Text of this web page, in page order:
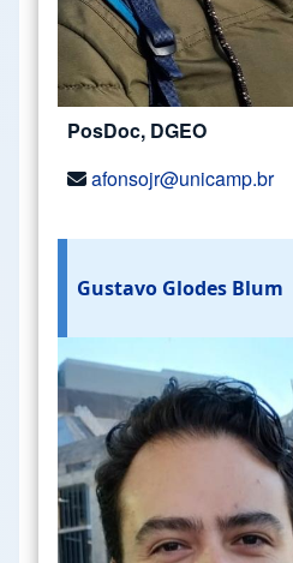
PosDoc, DGEO
afonsojr@unicamp.br
Gustavo Glodes Blum